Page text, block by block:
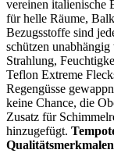
vereinen italienische
für helle Räume,
Bezugsstoffe sind
schützen
Strahlung,
Teflon Extreme
Regengüsse
keine Chance, die
Zusatz für
hinzugefügt.